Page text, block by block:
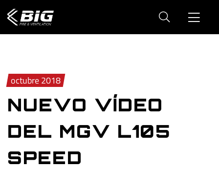
octubre 2018
NUEVO VÍDEO
DEL MGV L105
SPEED